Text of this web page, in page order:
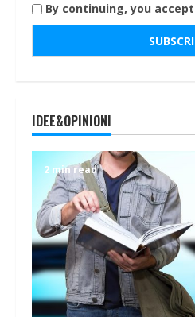
By continuing, you
IDEE&OPINIONI
2 min read